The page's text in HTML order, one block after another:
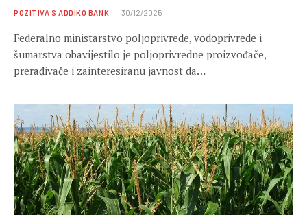
POZITIVA S ADDIKO BANK 30/12/2025
Federalno ministarstvo poljoprivrede, vodoprivrede i
šumarstva obavijestilo je poljoprivredne proizvođače,
prerađivače i zainteresiranu javnost da…